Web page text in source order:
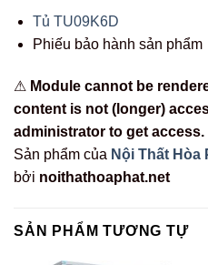
Tủ TU09K6D
Phiếu bảo hành sản phẩm
⚠ Module cannot be
content is not (longer)
administrator to get access.
Sản phẩm của Nội Thất Hòa
bởi noithathoaphat.net
SẢN PHẨM TƯƠNG TỰ